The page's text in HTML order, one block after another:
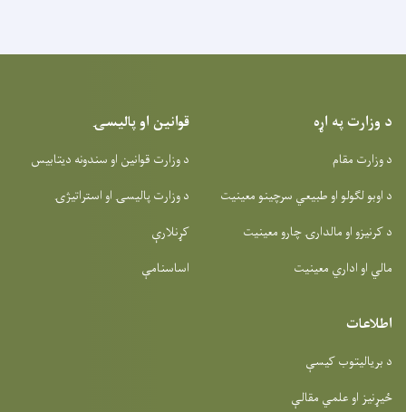
د وزارت په اړه
د وزارت مقام
د اوبو لګولو او طبیعي سرچینو معینیت
د کرنیزو او مالدارۍ چارو معینیت
مالي او اداري معینیت
قوانین او پالیسۍ
د وزارت قوانین او سندونه دیتابیس
د وزارت پالیسۍ او استراتیژۍ
کړنلارې
اساسنامې
اطلاعات
د بریالیتوب کیسې
ځیړنیز او علمي مقالې